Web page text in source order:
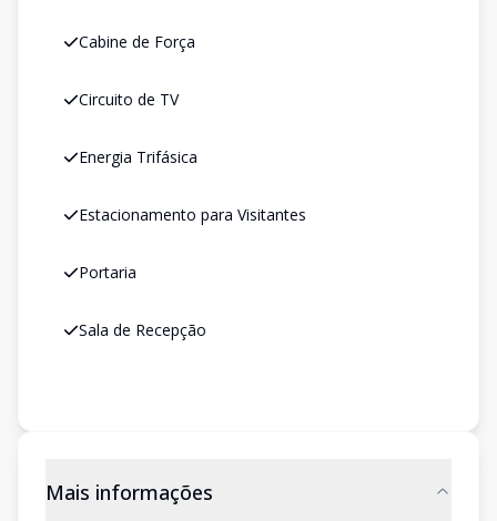
Cabine de Força
Circuito de TV
Energia Trifásica
Estacionamento para Visitantes
Portaria
Sala de Recepção
Mais informações